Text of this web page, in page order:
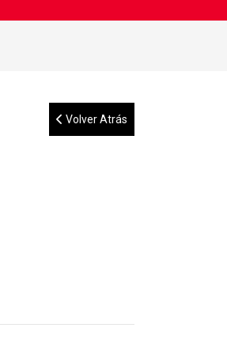
Volver Atrás